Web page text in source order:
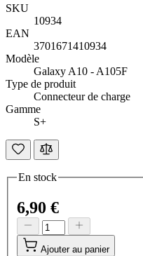
SKU
10934
EAN
3701671410934
Modèle
Galaxy A10 - A105F
Type de produit
Connecteur de charge
Gamme
S+
En stock
6,90 €
Ajouter au panier